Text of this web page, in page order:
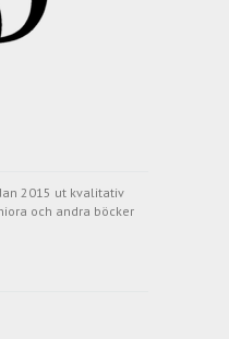
2015 ut kvalitativ
och andra böcker